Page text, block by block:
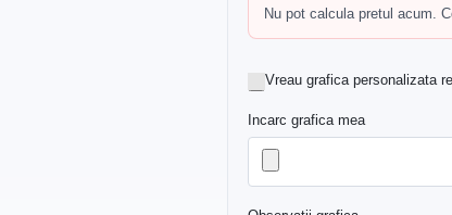
Nu pot calcula pretul acum.
Vreau grafica personalizata
Incarc grafica mea